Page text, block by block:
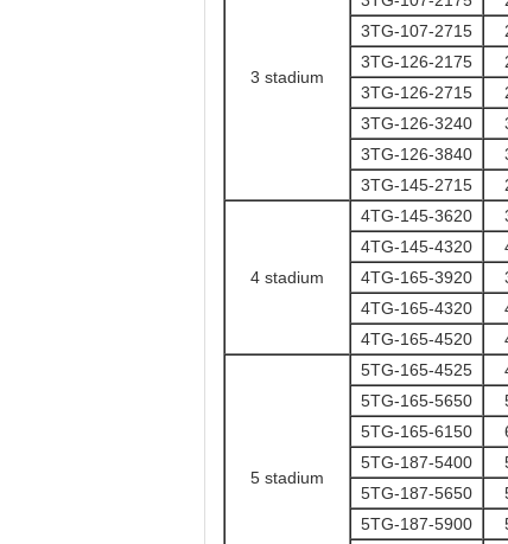
3 stadium
3TG-107-2715
3TG-126-2175
3TG-126-2715
3TG-126-3240
3TG-126-3840
3TG-145-2715
4 stadium
4TG-145-3620
4TG-145-4320
4TG-165-3920
4TG-165-4320
4TG-165-4520
5 stadium
5TG-165-4525
5TG-165-5650
5TG-165-6150
5TG-187-5400
5TG-187-5650
5TG-187-5900